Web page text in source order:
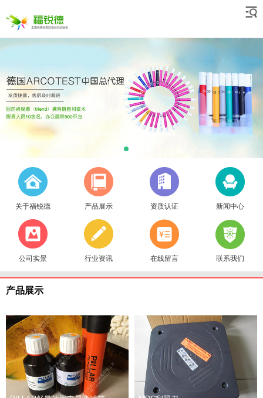
关于福锐德 产品展示 资质认证 新闻中心
公司实景 行业资讯 在线留言 联系我们
产品展示